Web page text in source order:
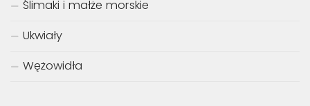
Ślimaki i małże morskie
Ukwiały
Wężowidła